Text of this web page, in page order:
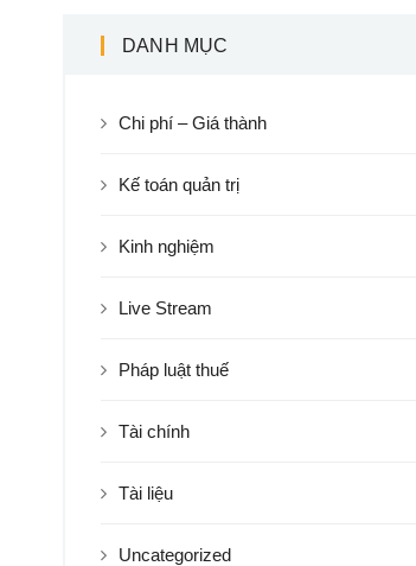
DANH MỤC
Chi phí – Giá thành
Kế toán quản trị
Kinh nghiệm
Live Stream
Pháp luật thuế
Tài chính
Tài liệu
Uncategorized